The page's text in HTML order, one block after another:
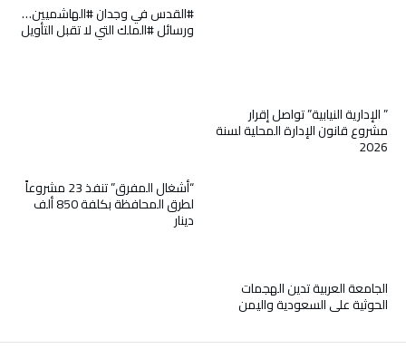
#القدس في وجدان #الهاشميين…
ورسائل #الملك التي لا تقبل التأويل
” الإدارية النيابية” تواصل إقرار
مشروع قانون الإدارة المحلية لسنة
2026
“أشغال المفرق” تنفذ 23 مشروعاً
لطرق المحافظة بكلفة 850 ألف
دينار
الجامعة العربية تدين الهجمات
الحوثية على السعودية واليمن